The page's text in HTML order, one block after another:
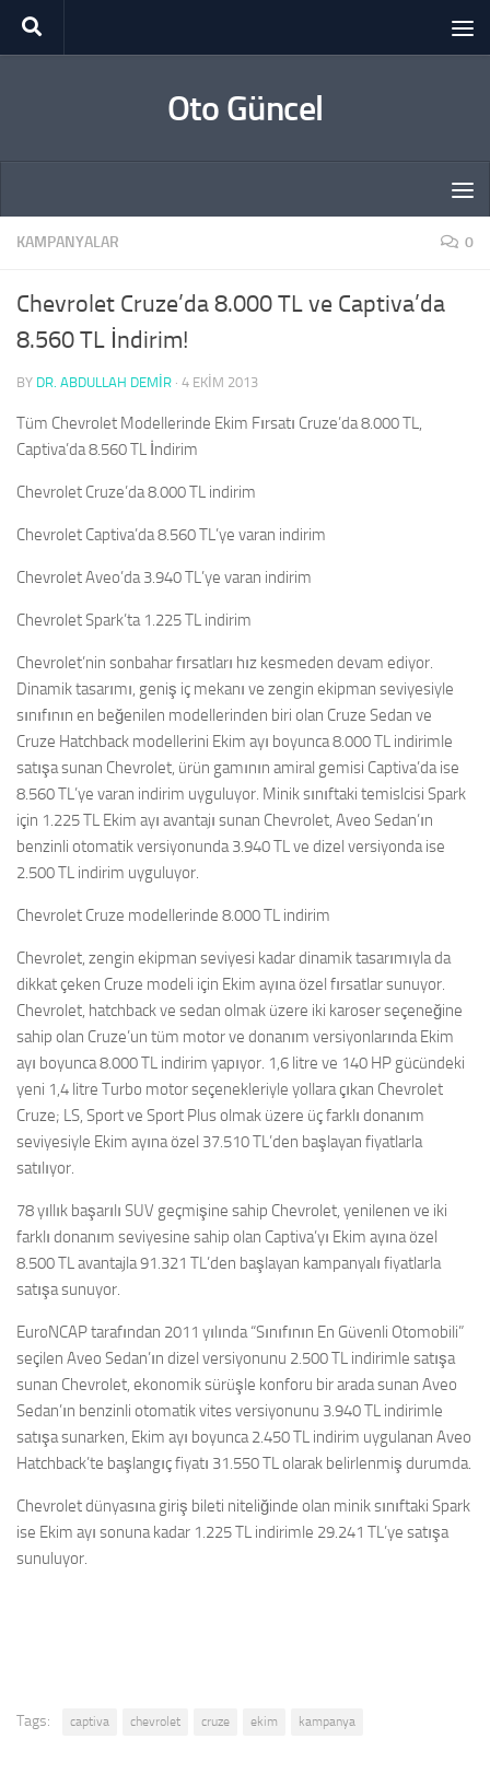
Skip to content
Oto Güncel
KAMPANYALAR 0
Chevrolet Cruze’da 8.000 TL ve Captiva’da
8.560 TL İndirim!
BY DR. ABDULLAH DEMİR · 4 EKIM 2013
Tüm Chevrolet Modellerinde Ekim Fırsatı Cruze’da 8.000 TL,
Captiva’da 8.560 TL İndirim
Chevrolet Cruze’da 8.000 TL indirim
Chevrolet Captiva’da 8.560 TL’ye varan indirim
Chevrolet Aveo’da 3.940 TL’ye varan indirim
Chevrolet Spark’ta 1.225 TL indirim
Chevrolet’nin sonbahar fırsatları hız kesmeden devam ediyor.
Dinamik tasarımı, geniş iç mekanı ve zengin ekipman seviyesiyle
sınıfının en beğenilen modellerinden biri olan Cruze Sedan ve
Cruze Hatchback modellerini Ekim ayı boyunca 8.000 TL indirimle
satışa sunan Chevrolet, ürün gamının amiral gemisi Captiva’da ise
8.560 TL’ye varan indirim uyguluyor. Minik sınıftaki temislcisi Spark
için 1.225 TL Ekim ayı avantajı sunan Chevrolet, Aveo Sedan’ın
benzinli otomatik versiyonunda 3.940 TL ve dizel versiyonda ise
2.500 TL indirim uyguluyor.
Chevrolet Cruze modellerinde 8.000 TL indirim
Chevrolet, zengin ekipman seviyesi kadar dinamik tasarımıyla da
dikkat çeken Cruze modeli için Ekim ayına özel fırsatlar sunuyor.
Chevrolet, hatchback ve sedan olmak üzere iki karoser seçeneğine
sahip olan Cruze’un tüm motor ve donanım versiyonlarında Ekim
ayı boyunca 8.000 TL indirim yapıyor. 1,6 litre ve 140 HP gücündeki
yeni 1,4 litre Turbo motor seçenekleriyle yollara çıkan Chevrolet
Cruze; LS, Sport ve Sport Plus olmak üzere üç farklı donanım
seviyesiyle Ekim ayına özel 37.510 TL’den başlayan fiyatlarla
satılıyor.
78 yıllık başarılı SUV geçmişine sahip Chevrolet, yenilenen ve iki
farklı donanım seviyesine sahip olan Captiva’yı Ekim ayına özel
8.500 TL avantajla 91.321 TL’den başlayan kampanyalı fiyatlarla
satışa sunuyor.
EuroNCAP tarafından 2011 yılında “Sınıfının En Güvenli Otomobili”
seçilen Aveo Sedan’ın dizel versiyonunu 2.500 TL indirimle satışa
sunan Chevrolet, ekonomik sürüşle konforu bir arada sunan Aveo
Sedan’ın benzinli otomatik vites versiyonunu 3.940 TL indirimle
satışa sunarken, Ekim ayı boyunca 2.450 TL indirim uygulanan Aveo
Hatchback’te başlangıç fiyatı 31.550 TL olarak belirlenmiş durumda.
Chevrolet dünyasına giriş bileti niteliğinde olan minik sınıftaki Spark
ise Ekim ayı sonuna kadar 1.225 TL indirimle 29.241 TL’ye satışa
sunuluyor.
Tags: captiva chevrolet cruze ekim kampanya